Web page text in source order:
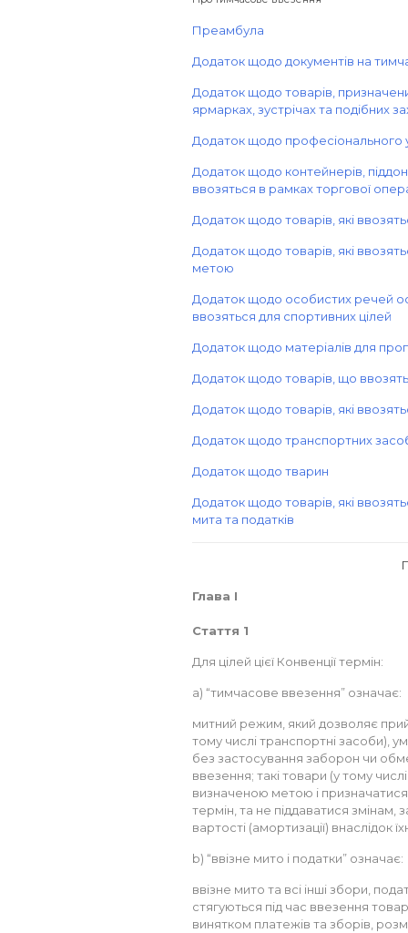
Преамбула
Додаток щодо документів на
Додаток щодо товарів,
ярмарках, зустрічах та подібних
Додаток щодо професіонального
Додаток щодо контейнерів,
ввозяться в рамках торгової
Додаток щодо товарів, які
Додаток щодо товарів, які
метою
Додаток щодо особистих речей
ввозяться для спортивних цілей
Додаток щодо матеріалів для
Додаток щодо товарів, що
Додаток щодо товарів, які
Додаток щодо транспортних
Додаток щодо тварин
Додаток щодо товарів, які
мита та податків
Глава I
Стаття 1
Для цілей цієї Конвенції термін:
a) “тимчасове ввезення” означає:
митний режим, який дозволяє
тому числі транспортні засоби),
без застосування заборон чи
ввезення; такі товари (у тому
визначеною метою і
термін, та не піддаватися змінам,
вартості (амортизації) внаслідок
b) “ввізне мито і податки” означає:
ввізне мито та всі інші збори,
стягуються під час ввезення
винятком платежів та зборів,